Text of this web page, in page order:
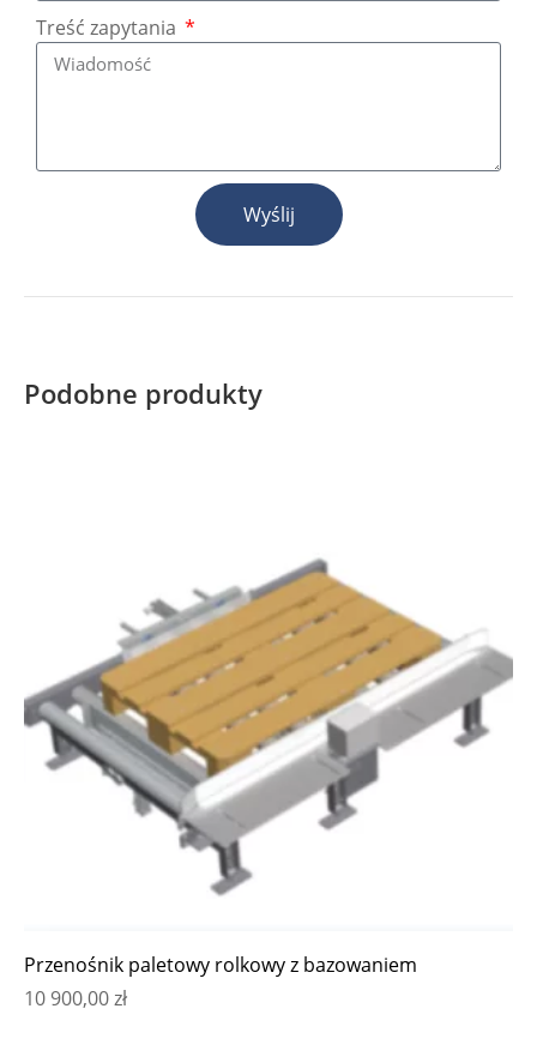
Treść zapytania
Wyślij
Podobne produkty
Przenośnik paletowy rolkowy z bazowaniem
10 900,00zł